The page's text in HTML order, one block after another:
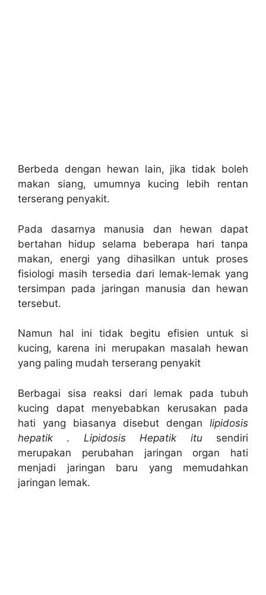
Berbeda dengan hewan lain, jika tidak boleh
makan siang, umumnya kucing lebih rentan
terserang penyakit.
Pada dasarnya manusia dan hewan dapat
bertahan hidup selama beberapa hari tanpa
makan, energi yang dihasilkan untuk proses
fisiologi masih tersedia dari lemak-lemak yang
tersimpan pada jaringan manusia dan hewan
tersebut.
Namun hal ini tidak begitu efisien untuk si
kucing, karena ini merupakan masalah hewan
yang paling mudah terserang penyakit
Berbagai sisa reaksi dari lemak pada tubuh
kucing dapat menyebabkan kerusakan pada
hati yang biasanya disebut dengan lipidosis
hepatik . Lipidosis Hepatik itusendiri
merupakan perubahan jaringan organ hati
menjadi jaringan baru yang memudahkan
jaringan lemak.